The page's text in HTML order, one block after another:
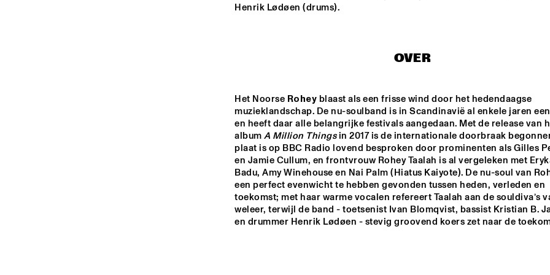
DJ PHILIPPONA JAZZ LOST AND FOUND K15
17:00 17:30 18:30 19:00 19:30 20:00 20:30
DOWNBEAT
BLINDFOLD TEST
WITH KURT
ELLING
CLINIC CORY
HENRY
NORTH SEA JAZZ
QUIZ
Henrik Lødøen (drums).
OVER
Het Noorse Rohey blaast als een frisse wind door het hedendaagse
muzieklandschap. De nu-soulband is in Scandinavië al enkele jaren
en heeft daar alle belangrijke festivals aangedaan. Met de release van
album A Million Things in 2017 is de internationale doorbraak
plaat is op BBC Radio lovend besproken door prominenten als Gilles
en Jamie Cullum, en frontvrouw Rohey Taalah is al vergeleken met
Badu, Amy Winehouse en Nai Palm (Hiatus Kaiyote). De nu-soul van
een perfect evenwicht te hebben gevonden tussen heden, verleden en
toekomst; met haar warme vocalen refereert Taalah aan de souldiva’s
weleer, terwijl de band - toetsenist Ivan Blomqvist, bassist Kristian B.
en drummer Henrik Lødøen - stevig groovend koers zet naar de